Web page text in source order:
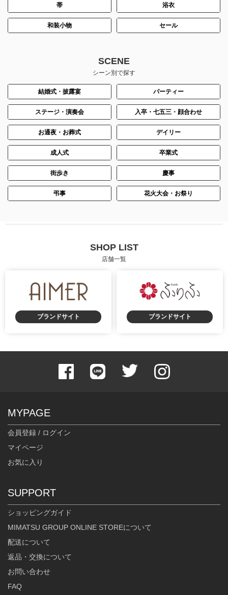
帯 浴衣
和装小物 セール
SCENE
シーン別で探す
結婚式・披露宴 パーティー
ステージ・演奏会 入卒・七五三・顔合わせ
お通夜・お葬式 デイリー
成人式 卒業式
街歩き 慶事
弔事 花火大会・お祭り
SHOP LIST
店舗一覧
ブランドサイト ブランドサイト
MYPAGE
会員登録 / ログイン
マイページ
お気に入り
SUPPORT
ショッピングガイド
MIMATSU GROUP ONLINE STOREについて
配送について
返品・交換について
お問い合わせ
FAQ